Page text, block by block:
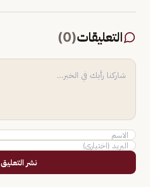
التعليقات(
0
)
نشر التعليق